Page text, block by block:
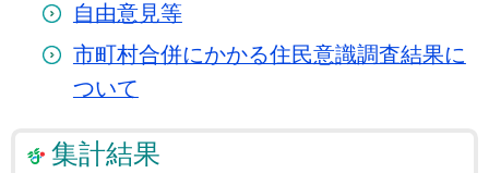
自由意見等
市町村合併にかかる住民意識調査結果に
ついて
集計結果